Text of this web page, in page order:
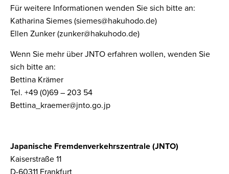
Für weitere Informationen wenden Sie sich bitte an:
Katharina Siemes (siemes@hakuhodo.de)
Ellen Zunker (zunker@hakuhodo.de)
Wenn Sie mehr über JNTO erfahren wollen, wenden Sie
sich bitte an:
Bettina Krämer
Tel. +49 (0)69 – 203 54
Bettina_kraemer@jnto.go.jp
Japanische Fremdenverkehrszentrale (JNTO)
Kaiserstraße 11
D-60311 Frankfurt